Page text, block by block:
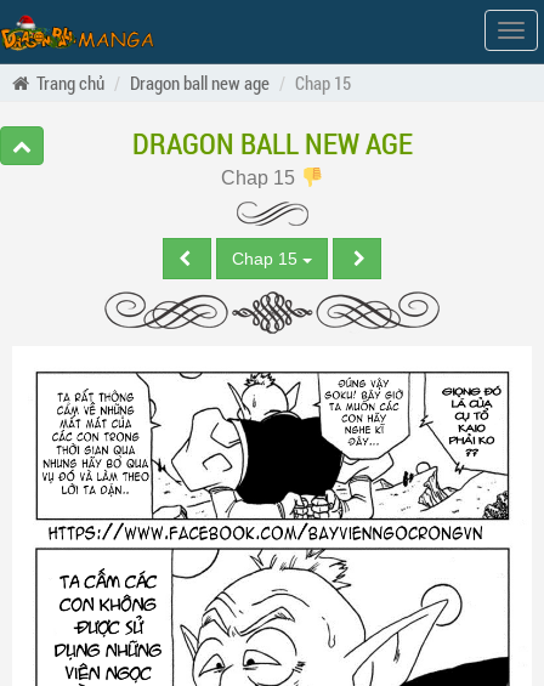
Hiện
Trang chủ
Dragon ball new age Chap 15
DRAGON BALL NEW AGE
Chap 15
Chap 15